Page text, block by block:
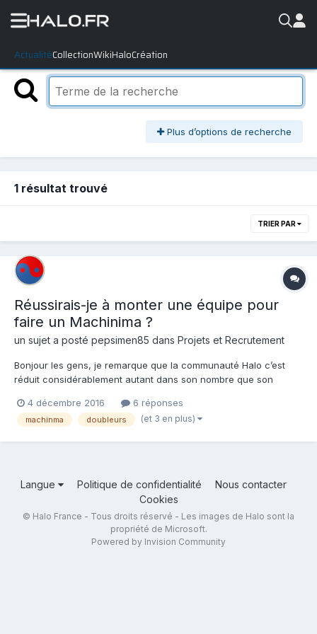
ActualitéCollectionWikiHaloCréation
Plus d’options de recherche
1 résultat trouvé
TRIER PAR
Réussirais-je à monter une équipe pour
faire un Machinima ?
un sujet a posté pepsimen85 dans Projets et Recrutement
Bonjour les gens, je remarque que la communauté Halo c’est
réduit considérablement autant dans son nombre que son
Machinima sans être comblé ! Et oui je n’aurais donc pas le
choix de tenter de me lancer dans la création de Machinima....
4 décembre 2016 6 réponses
machinma doubleurs (et 3 en plus)
Langue Politique de confidentialité
Nous contacter
Cookies
© Halo France - Tous droits réservé - Les images de Halo sont la
propriété de Microsoft.
Powered by Invision Community